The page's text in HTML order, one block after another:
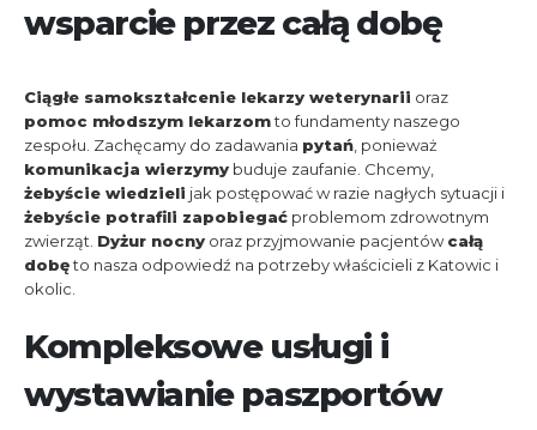
wsparcie przez całą dobę
Ciągłe samokształcenie lekarzy weterynarii oraz
pomoc młodszym lekarzomto fundamenty naszego
zespołu. Zachęcamy do zadawania pytań , ponieważ
komunikacja wierzymy buduje zaufanie. Chcemy,
żebyście wiedzieli jak postępować w razie nagłych sytuacji i
żebyście potrafili zapobiegać problemom zdrowotnym
zwierząt. Dyżur nocny oraz przyjmowanie pacjentówcałą
dobęto nasza odpowiedź na potrzeby właścicieli z Katowic i
okolic.
Kompleksowe usługi i
wystawianie paszportów